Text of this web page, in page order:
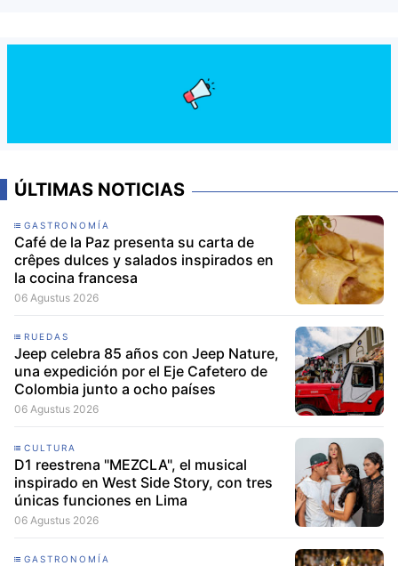
ÚLTIMAS NOTICIAS
GASTRONOMÍA
Café de la Paz presenta su carta de
crêpes dulces y salados inspirados en
la cocina francesa
06 Agustus 2026
RUEDAS
Jeep celebra 85 años con Jeep Nature,
una expedición por el Eje Cafetero de
Colombia junto a ocho países
06 Agustus 2026
CULTURA
D1 reestrena "MEZCLA", el musical
inspirado en West Side Story, con tres
únicas funciones en Lima
06 Agustus 2026
GASTRONOMÍA